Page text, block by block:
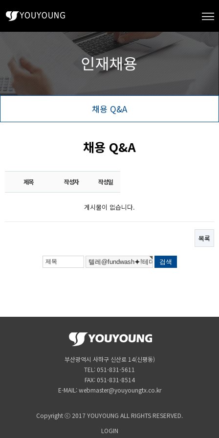
채용 Q&A
채용 Q&A
제목 작성자 작성일
게시물이 없습니다.
목록
부산광역시 사하구 신산로 14(신평동)
TEL: 051-831-5611
FAX: 051-831-8514
E-MAIL: webmaster@youyoungtx.co.kr
Copyright ⓒ 2017 YOUYOUNG ALL RIGHTS RESERVED.
LOGIN